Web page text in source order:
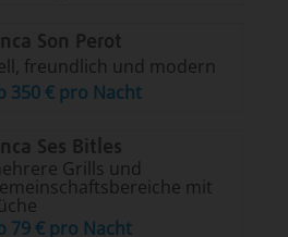
Son Perot
freundlich und modern
350 € pro Nacht
Ses Bitles
Grills und
mit
79 € pro Nacht